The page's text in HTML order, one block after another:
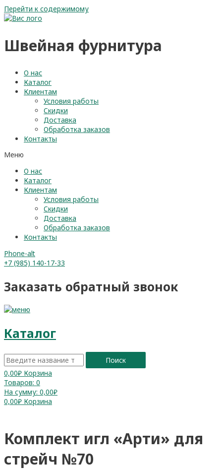
Перейти к содержимому
Швейная фурнитура
О нас
Каталог
Клиентам
Условия работы
Скидки
Доставка
Обработка заказов
Контакты
Меню
О нас
Каталог
Клиентам
Условия работы
Скидки
Доставка
Обработка заказов
Контакты
Phone-alt
+7 (985) 140-17-33
Заказать обратный звонок
Каталог
Поиск
0,00₽ Корзина
Товаров: 0
На сумму: 0,00₽
0,00₽ Корзина
Комплект игл «Арти» для
стрейч №70